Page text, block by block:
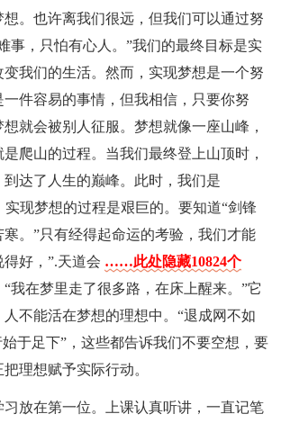
。也许离我们很远，但我们可以通过努
事，只怕有心人。”我们的最终目标是实
我们的生活。然而，实现梦想是一个努
件容易的事情，但我相信，只要你努
就会被别人征服。梦想就像一座山峰，
爬山的过程。当我们最终登上山顶时，
达了人生的巅峰。此时，我们是
现梦想的过程是艰巨的。要知道“剑锋
寒。”只有经得起命运的考验，我们才能
好，”.天道会 ……此处隐藏10824个
“我在梦里走了很多路，在床上醒来。”它
不能活在梦想的理想中。“退成网不如
于足下”，这些都告诉我们不要空想，要
理想赋予实际行动。
习放在第一位。上课认真听讲，一直记笔